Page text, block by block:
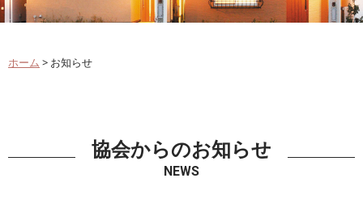
ホーム > お知らせ
協会からのお知らせ
NEWS